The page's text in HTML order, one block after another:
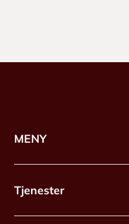
MENY
Tjenester